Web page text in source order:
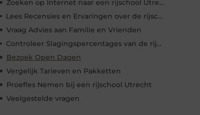
Zoeken op Internet naar een rijschool Utrecht
Lees Recensies en Ervaringen over de rijschool Utrecht
Vraag Advies aan Familie en Vrienden
Controleer Slagingspercentages van de rijschool Utrecht
Bezoek Open Dagen
Vergelijk Tarieven en Pakketten
Proefles Nemen bij een rijschool Utrecht
Veelgestelde vragen